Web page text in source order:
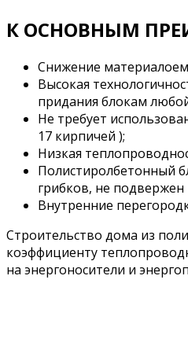
К ОСНОВНЫМ
Снижение
Высокая
придания блокам
Не требует
17 кирпичей );
Низкая
Полистиролбетонный
грибков, не
Внутренние
Строительство дома из
коэффициенту
на энергоносители и